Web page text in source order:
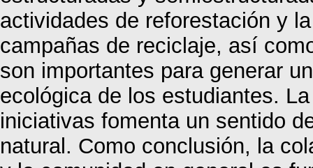
actividades de reforestación y
campañas de reciclaje, así
son importantes para generar
ecológica de los estudiantes.
iniciativas fomenta un sentido
natural. Como conclusión, la